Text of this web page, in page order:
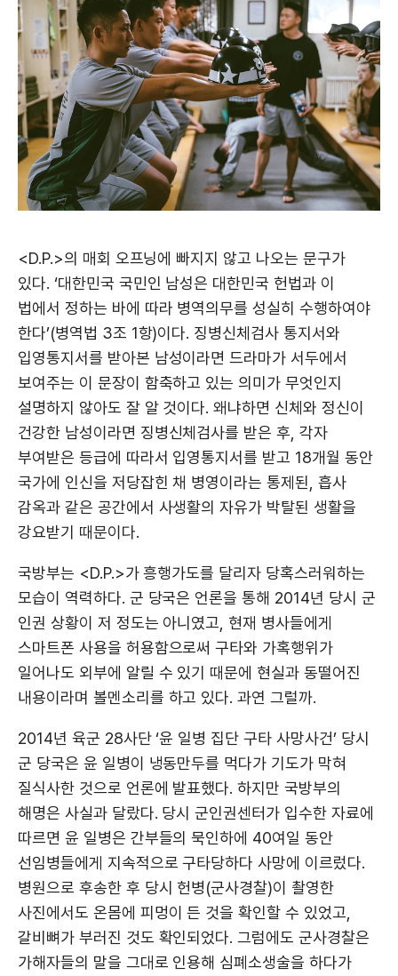
<D.P.>의 매회 오프닝에 빠지지 않고 나오는 문구가
있다. ‘대한민국 국민인 남성은 대한민국 헌법과 이
법에서 정하는 바에 따라 병역의무를 성실히 수행하여야
한다’(병역법 3조 1항)이다. 징병신체검사 통지서와
입영통지서를 받아본 남성이라면 드라마가 서두에서
보여주는 이 문장이 함축하고 있는 의미가 무엇인지
설명하지 않아도 잘 알 것이다. 왜냐하면 신체와 정신이
건강한 남성이라면 징병신체검사를 받은 후, 각자
부여받은 등급에 따라서 입영통지서를 받고 18개월 동안
국가에 인신을 저당잡힌 채 병영이라는 통제된, 흡사
감옥과 같은 공간에서 사생활의 자유가 박탈된 생활을
강요받기 때문이다.
국방부는 <D.P.>가 흥행가도를 달리자 당혹스러워하는
모습이 역력하다. 군 당국은 언론을 통해 2014년 당시 군
인권 상황이 저 정도는 아니였고, 현재 병사들에게
스마트폰 사용을 허용함으로써 구타와 가혹행위가
일어나도 외부에 알릴 수 있기 때문에 현실과 동떨어진
내용이라며 볼멘소리를 하고 있다. 과연 그럴까.
2014년 육군 28사단 ‘윤 일병 집단 구타 사망사건’ 당시
군 당국은 윤 일병이 냉동만두를 먹다가 기도가 막혀
질식사한 것으로 언론에 발표했다. 하지만 국방부의
해명은 사실과 달랐다. 당시 군인권센터가 입수한 자료에
따르면 윤 일병은 간부들의 묵인하에 40여일 동안
선임병들에게 지속적으로 구타당하다 사망에 이르렀다.
병원으로 후송한 후 당시 헌병(군사경찰)이 촬영한
사진에서도 온몸에 피멍이 든 것을 확인할 수 있었고,
갈비뼈가 부러진 것도 확인되었다. 그럼에도 군사경찰은
가해자들의 말을 그대로 인용해 심폐소생술을 하다가